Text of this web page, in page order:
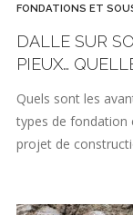
FONDATIONS ET
DALLE SUR
PIEUX…
Quels sont les
types de fondation
projet de